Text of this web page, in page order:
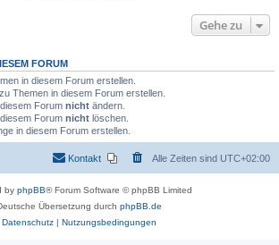
Gehe zu
FORUM
in diesem Forum erstellen.
Themen in diesem Forum erstellen.
Forum nicht ändern.
Forum nicht löschen.
in diesem Forum erstellen.
Alle Zeiten sind UTC+02:00
Kontakt
by phpBB® Forum Software © phpBB Limited
Übersetzung durch phpBB.de
Datenschutz| Nutzungsbedingungen